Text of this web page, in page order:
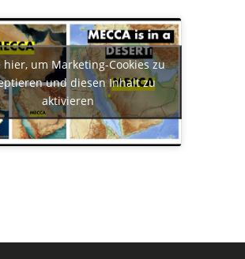
hier, um Marketing-Cookies zu
und diesen Inhalt zu
aktivieren